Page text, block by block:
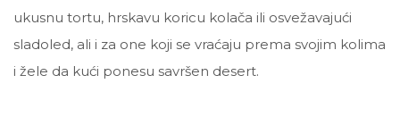
ukusnu tortu, hrskavu koricu kolača ili osvežavajući
sladoled, ali i za one koji se vraćaju prema svojim kolima
i žele da kući ponesu savršen desert.